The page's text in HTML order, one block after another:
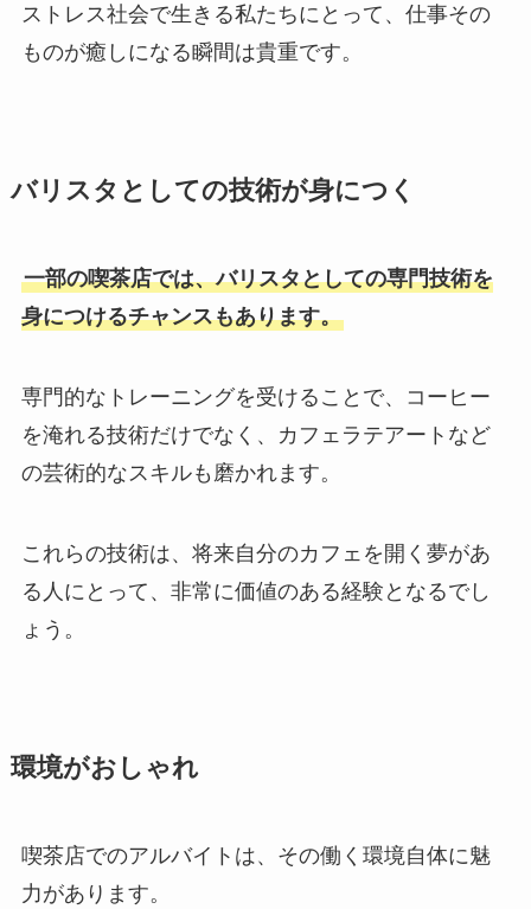
ストレス社会で生きる私たちにとって、仕事その
ものが癒しになる瞬間は貴重です。
バリスタとしての技術が身につく
一部の喫茶店では、バリスタとしての専門技術を
身につけるチャンスもあります。
専門的なトレーニングを受けることで、コーヒー
を淹れる技術だけでなく、カフェラテアートなど
の芸術的なスキルも磨かれます。
これらの技術は、将来自分のカフェを開く夢があ
る人にとって、非常に価値のある経験となるでし
ょう。
環境がおしゃれ
喫茶店でのアルバイトは、その働く環境自体に魅
力があります。